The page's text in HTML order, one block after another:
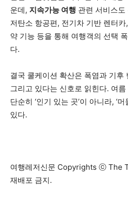
운데, 지속가능 여행 관련 서비스
저탄소 항공편, 전기차 기반 렌터카,
약 기능 등을 통해 여행객의 선택
다.
결국 쿨케이션 확산은 폭염과 기후
그리고 있다는 신호로 읽힌다. 여
단순히 ‘인기 있는 곳’이 아니라, ‘
있다.
여행레저신문 Copyrights ⓒ The
재배포 금지.